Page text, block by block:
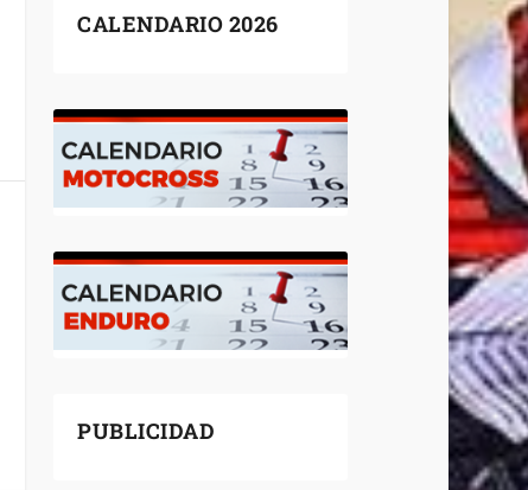
CALENDARIO 2026
PUBLICIDAD